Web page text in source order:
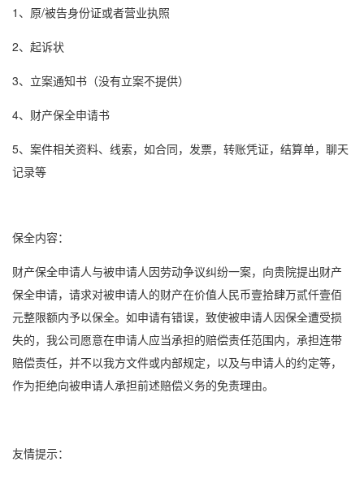
1、原/被告身份证或者营业执照
2、起诉状
3、立案通知书（没有立案不提供）
4、财产保全申请书
5、案件相关资料、线索，如合同，发票，转账凭证，结算单，聊天
记录等
保全内容：
财产保全申请人与被申请人因劳动争议纠纷一案，向贵院提出财产
保全申请，请求对被申请人的财产在价值人民币壹拾肆万贰仟壹佰
元整限额内予以保全。如申请有错误，致使被申请人因保全遭受损
失的，我公司愿意在申请人应当承担的赔偿责任范围内，承担连带
赔偿责任，并不以我方文件或内部规定，以及与申请人的约定等，
作为拒绝向被申请人承担前述赔偿义务的免责理由。
友情提示：